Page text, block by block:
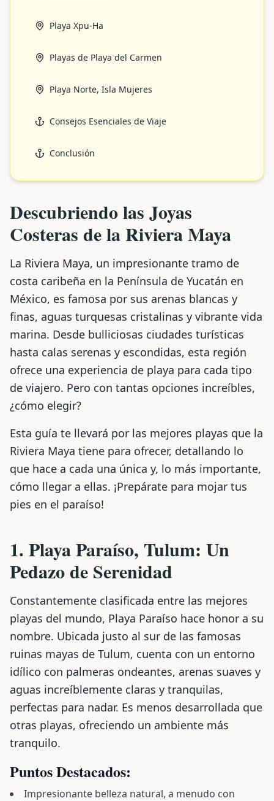
Playa Xpu-Ha
Playas de Playa del Carmen
Playa Norte, Isla Mujeres
Consejos Esenciales de Viaje
Conclusión
Descubriendo las Joyas
Costeras de la Riviera Maya
La Riviera Maya, un impresionante tramo de
costa caribeña en la Península de Yucatán en
México, es famosa por sus arenas blancas y
finas, aguas turquesas cristalinas y vibrante vida
marina. Desde bulliciosas ciudades turísticas
hasta calas serenas y escondidas, esta región
ofrece una experiencia de playa para cada tipo
de viajero. Pero con tantas opciones increíbles,
¿cómo elegir?
Esta guía te llevará por las mejores playas que la
Riviera Maya tiene para ofrecer, detallando lo
que hace a cada una única y, lo más importante,
cómo llegar a ellas. ¡Prepárate para mojar tus
pies en el paraíso!
1. Playa Paraíso, Tulum: Un
Pedazo de Serenidad
Constantemente clasificada entre las mejores
playas del mundo, Playa Paraíso hace honor a su
nombre. Ubicada justo al sur de las famosas
ruinas mayas de Tulum, cuenta con un entorno
idílico con palmeras ondeantes, arenas suaves y
aguas increíblemente claras y tranquilas,
perfectas para nadar. Es menos desarrollada que
otras playas, ofreciendo un ambiente más
tranquilo.
Puntos Destacados:
Impresionante belleza natural, a menudo con